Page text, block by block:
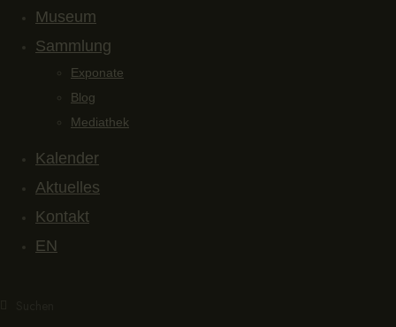
Museum
Sammlung
Exponate
Blog
Mediathek
Kalender
Aktuelles
Kontakt
EN